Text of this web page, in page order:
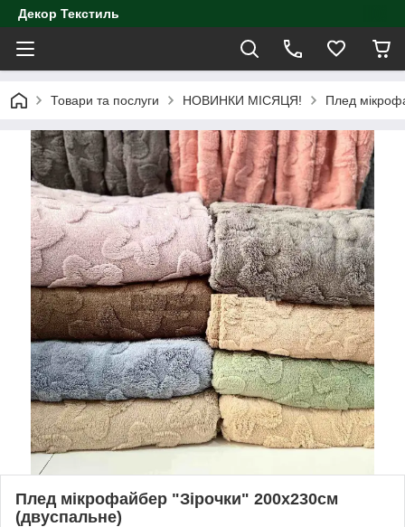
Декор Текстиль
Товари та послуги НОВИНКИ МІСЯЦЯ! Плед
Плед мікрофайбер "Зірочки" 200х230см
(двуспальне)